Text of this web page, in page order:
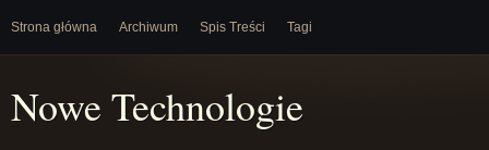
Strona główna Archiwum Spis Treści Tagi
Nowe Technologie